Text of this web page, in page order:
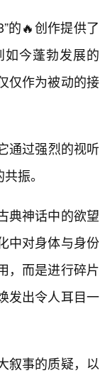
的🔥创作提供了
如今蓬勃发展的
仅作为被动的接
通过强烈的视听
振。
典神话中的欲望
中对身体与身份
，而是进行碎片
发出令人耳目一
叙事的质疑，以